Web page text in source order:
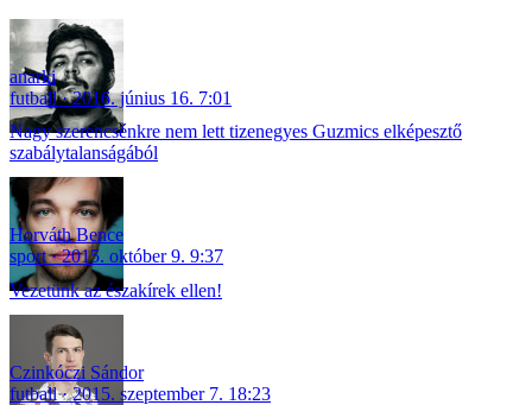
anarki
futball
2016. június 16. 7:01
Nagy szerencsénkre nem lett tizenegyes Guzmics elképesztő
szabálytalanságából
Horváth Bence
sport
2015. október 9. 9:37
Vezetünk az északírek ellen!
Czinkóczi Sándor
futball
2015. szeptember 7. 18:23